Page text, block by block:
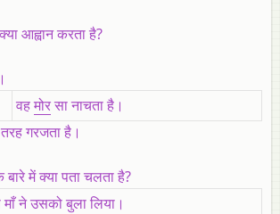
आह्वान करता है?
वहमोरसा नाचता है।
गरजता है।
में क्या पता चलता है?
ने उसको बुला लिया।